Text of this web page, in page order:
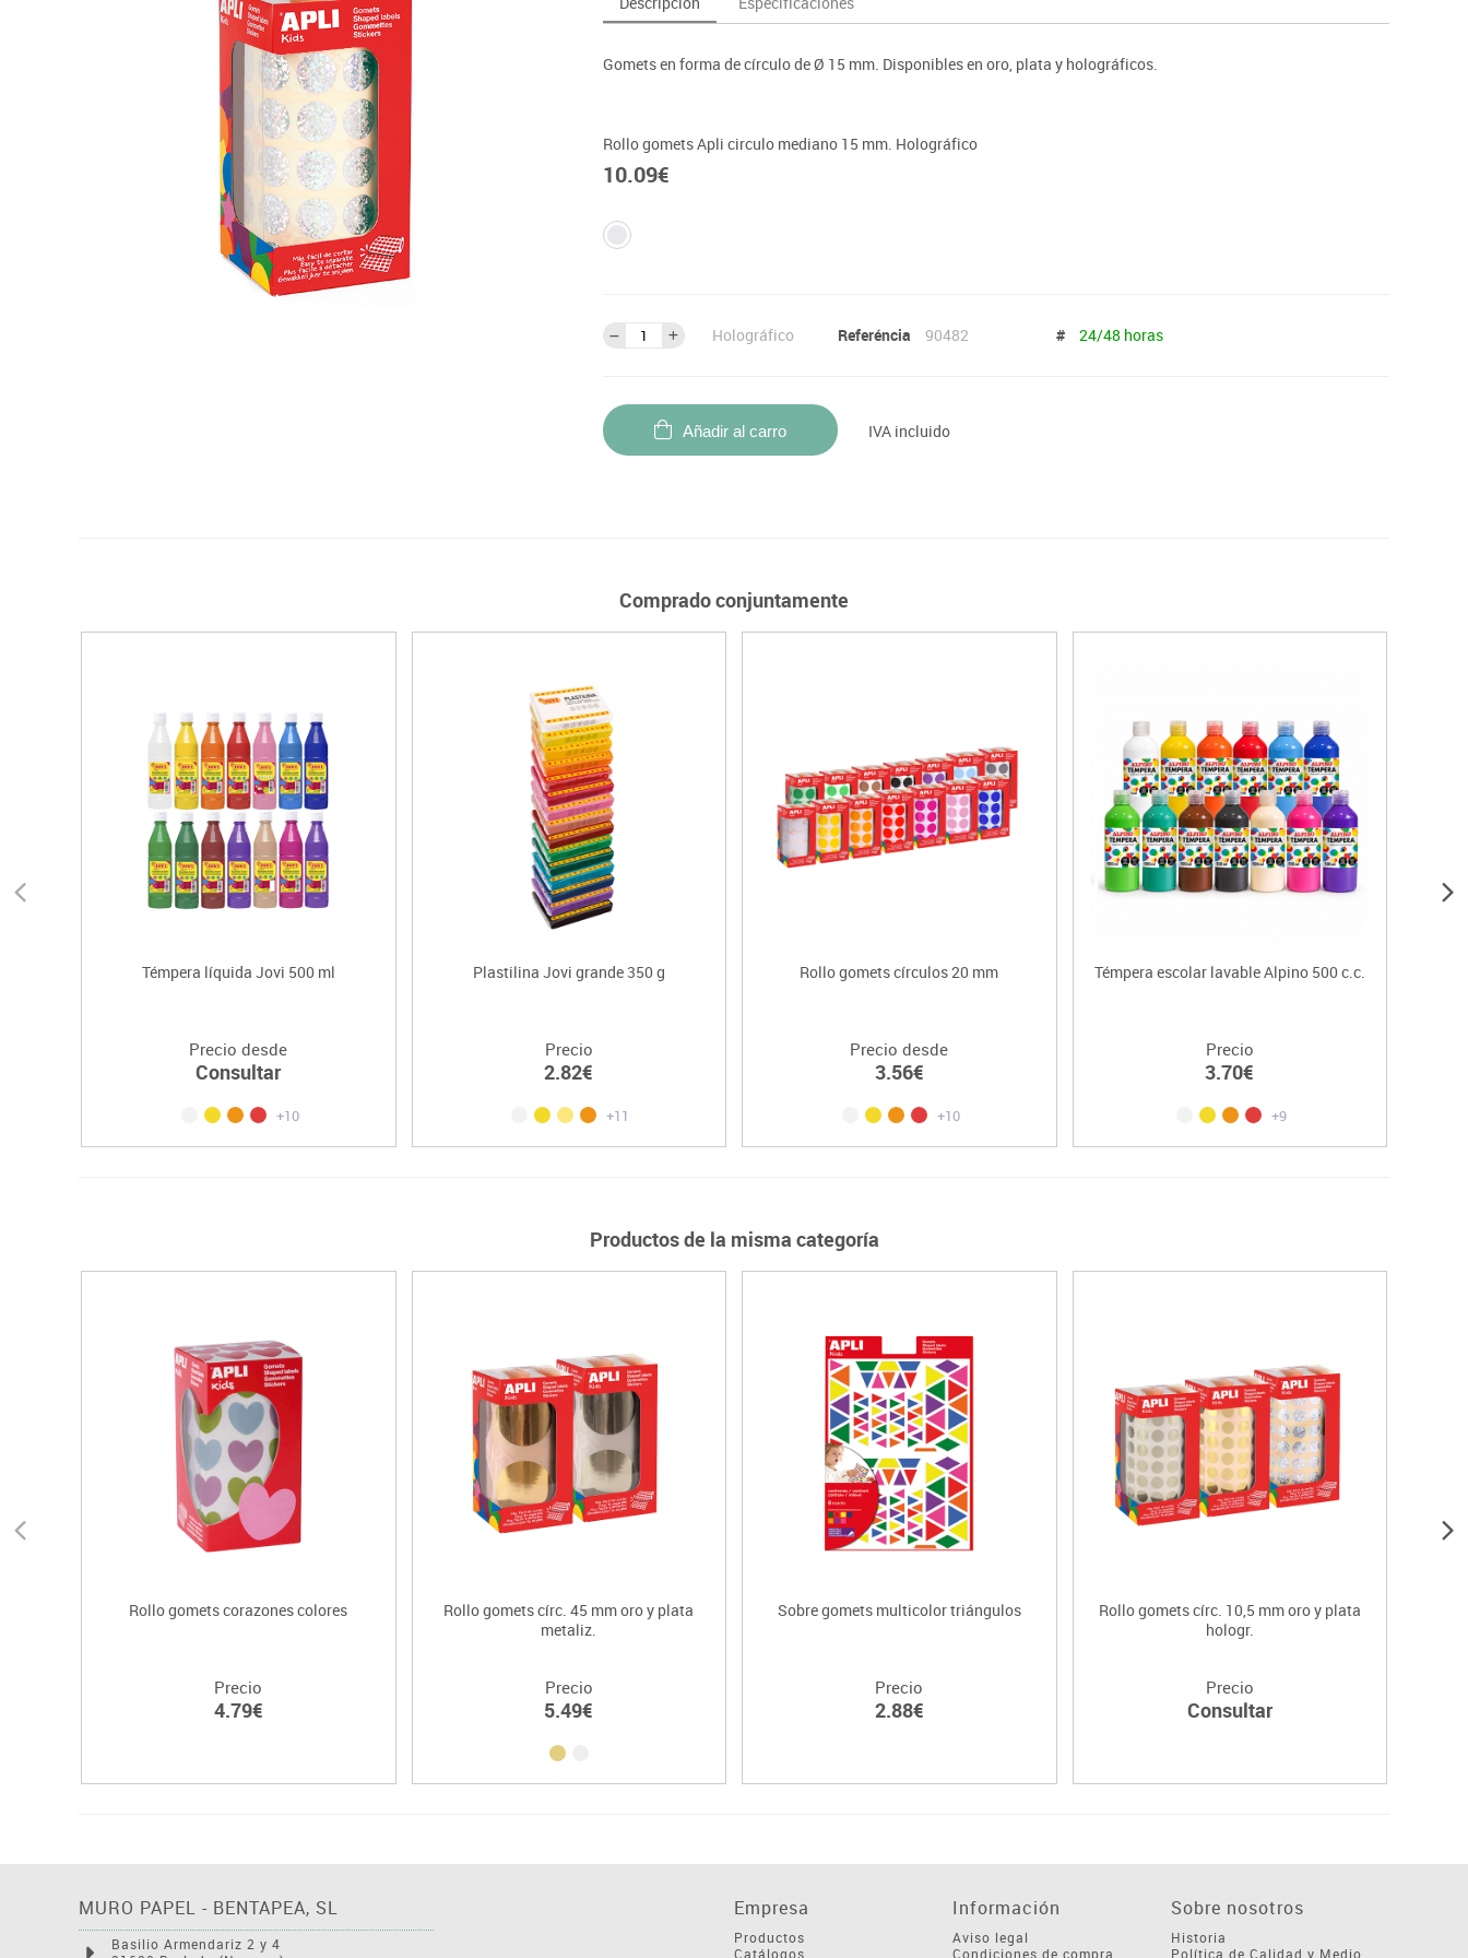
Plastifica, encuaderna, destruye
Papel y manipulados
Juegos heurísticos
Juegos de mesa
Juegos simbólicos
Pizarras, vitrinas y expositores
Deportes raqueta
Protección deportiva
Psicomotricidad
Monitores interactivos
Videoproyección
Gomets en forma de círculo de Ø 15 mm. Disponibles en oro, plata y holográficos.
Rollo gomets Apli circulo mediano 15 mm. Holográfico
10.09€
Holográfico Referéncia 90482 # 24/48 horas
Añadir al carro IVA incluido
Comprado conjuntamente
Témpera líquida Jovi 500 ml
Precio desde
Consultar
+10
Plastilina Jovi grande 350 g
Precio
2.82€
+11
Rollo gomets círculos 20 mm
Precio desde
3.56€
+10
Témpera escolar lavable Alpino 500 c.c.
Precio
3.70€
+9
Productos de la misma categoría
Rollo gomets corazones colores
Precio
4.79€
Rollo gomets círc. 45 mm oro y plata
metaliz.
Precio
5.49€
Sobre gomets multicolor triángulos
Precio
2.88€
Rollo gomets círc. 10,5 mm oro y plata
hologr.
Precio
Consultar
MURO PAPEL - BENTAPEA, SL
Basilio Armendariz 2 y 4
Empresa
Productos
Catálogos
Información
Aviso legal
Condiciones de compra
Sobre nosotros
Historia
Política de Calidad y Medio